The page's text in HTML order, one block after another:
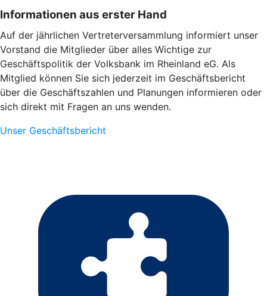
Informationen aus erster Hand
Auf der jährlichen Vertreterversammlung informiert unser
Vorstand die Mitglieder über alles Wichtige zur
Geschäftspolitik der Volksbank im Rheinland eG. Als
Mitglied können Sie sich jederzeit im Geschäftsbericht
über die Geschäftszahlen und Planungen informieren oder
sich direkt mit Fragen an uns wenden.
Unser Geschäftsbericht